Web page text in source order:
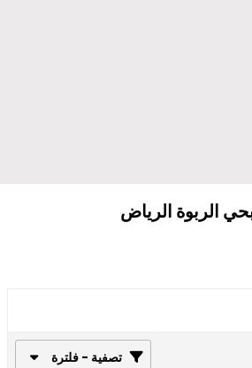
الربوة الرياض
تصفية - فلترة